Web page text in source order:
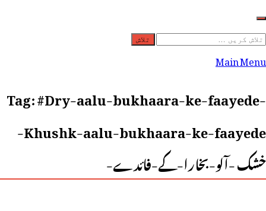
تلاش
کریں
Main Menu
Tag:#Dry-aalu-bukhaara-ke-faayede-
Khushk-aalu-bukhaara-ke-faayede-
خشک -آلو-بخارا-کے-فائدے-